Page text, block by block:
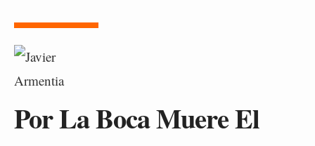
Por La Boca Muere El